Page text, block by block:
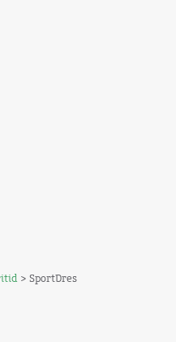
> SportDres